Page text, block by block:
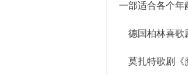
一部适合各个年
德国柏林喜歌
莫扎特歌剧《